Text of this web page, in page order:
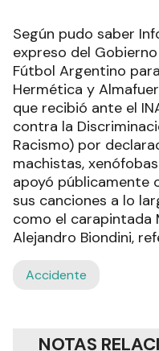
Según pudo saber
expreso del
Fútbol Argentino
Hermética y
que recibió ante el
contra la
Racismo) por
machistas,
apoyó públicamente
sus canciones a lo
como el carapintada
Alejandro Biondini,
Accidente
NOTAS